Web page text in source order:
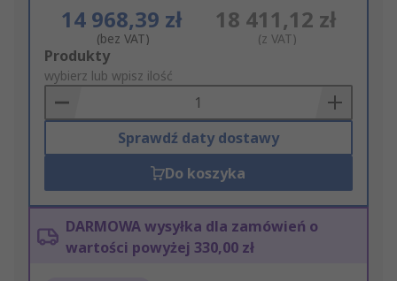
14 968,39 zł
(bez VAT)
18 411,12 zł
(z VAT)
Add
to
Basket
Produkty
wybierz lub wpisz ilość
Sprawdź daty dostawy
Do koszyka
DARMOWA wysyłka dla zamówień o
wartości powyżej 330,00 zł